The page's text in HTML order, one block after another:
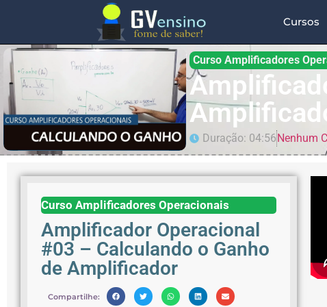
Cursos
Curso Amplificadores
Duração: 04:56Nenhum
Curso Amplificadores Operacionais
Amplificador Operacional
#03 – Calculando o Ganho
de Amplificador
Compartilhe: